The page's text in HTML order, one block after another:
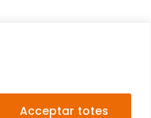
Acceptar totes